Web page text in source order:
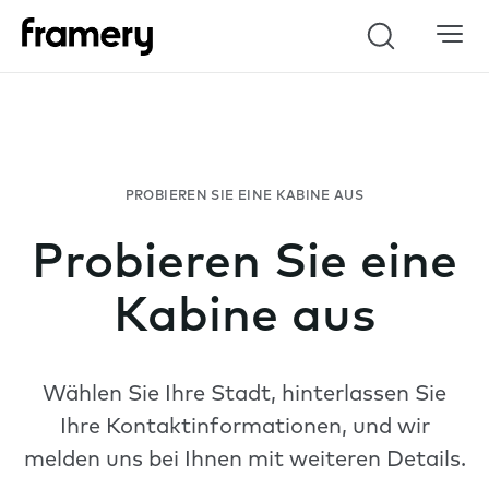
Search
Probieren Sie eine
Kabine aus
Wählen Sie Ihre Stadt, hinterlassen Sie
Ihre Kontaktinformationen, und wir
melden uns bei Ihnen mit weiteren Details.